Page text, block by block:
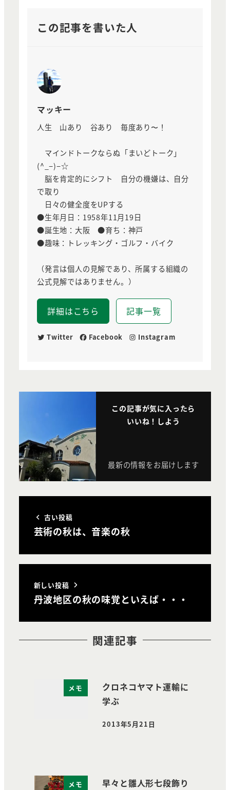
この記事を書いた人
マッキー
人生 山あり 谷あり 毎度あり〜！
マインドトークならぬ「まいどトーク」
(^_−)−☆
脳を肯定的にシフト 自分の機嫌は、自分
で取り
日々の健全度をUPする
●生年月日：1958年11月19日
●誕生地：大阪 ●育ち：神戸
●趣味：トレッキング・ゴルフ・バイク
（発言は個人の見解であり、所属する組織の
公式見解ではありません。）
詳細はこちら 記事一覧
Twitter Facebook Instagram
この記事が気に入ったら
いいね！しよう
最新の情報をお届けします
古い投稿
芸術の秋は、音楽の秋
新しい投稿
丹波地区の秋の味覚といえば・・・
関連記事
メモ
クロネコヤマト運輸に
学ぶ
投稿日
2013年5月21日
メモ
早々と雛人形七段飾り